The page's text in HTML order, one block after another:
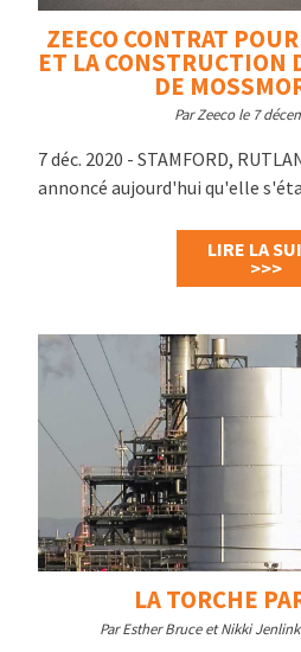
ZEECO CONTRAT
ET LA CONSTRUCTION
DE
Par Zeeco le 7
7 déc. 2020 - STAMFORD,
annoncé aujourd'hui qu'elle
LIRE LA
>>>
LA TORCHE
Par Esther Bruce et Nikki